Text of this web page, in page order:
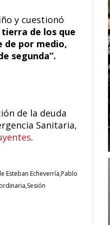
y cuestionó
de los que
de por medio,
segunda”.
de la deuda
Sanitaria,
.
Esteban Echeverría Pablo
Sesión